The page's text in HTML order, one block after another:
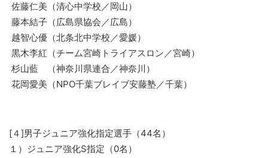
佐藤仁美（清心中学校／岡山）
藤本結子（広島県協会／広島）
越智心優（北条北中学校／愛媛）
黒木李紅（チーム宮崎トライアスロン／宮崎）
杉山藍 （神奈川県連合／神奈川）
花岡愛美（NPO千葉ブレイブ安藤塾／千葉）
[４]男子ジュニア強化指定選手（44名）
１）ジュニア強化S指定（0名）